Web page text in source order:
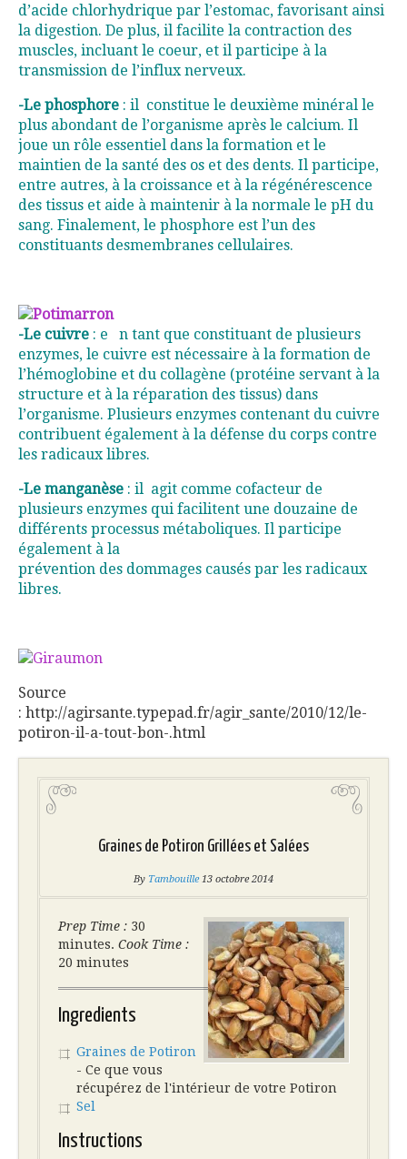
d’acide chlorhydrique par l’estomac, favorisant ainsi
la digestion. De plus, il facilite la contraction des
muscles, incluant le coeur, et il participe à la
transmission de l’influx nerveux.
-Le phosphore : il constitue le deuxième minéral le
plus abondant de l’organisme après le calcium. Il
joue un rôle essentiel dans la formation et le
maintien de la santé des os et des dents. Il participe,
entre autres, à la croissance et à la régénérescence
des tissus et aide à maintenir à la normale le pH du
sang. Finalement, le phosphore est l’un des
constituants desmembranes cellulaires.
-Le cuivre : e
n tant que constituant de plusieurs
enzymes, le cuivre est nécessaire à la formation de
l’hémoglobine et du collagène (protéine servant à la
structure et à la réparation des tissus) dans
l’organisme. Plusieurs enzymes contenant du cuivre
contribuent également à la défense du corps contre
les radicaux libres.
-Le manganèse : il agit comme cofacteur de
plusieurs enzymes qui facilitent une douzaine de
différents processus métaboliques. Il participe
également à la
prévention des dommages causés par les radicaux
libres.
Source
: http://agirsante.typepad.fr/agir_sante/2010/12/le-
potiron-il-a-tout-bon-.html
Graines de Potiron Grillées et Salées
By Tambouille 13 octobre 2014
Prep Time : 30
minutes. Cook Time :
20 minutes
Ingredients
Graines de Potiron
- Ce que vous
récupérez de l'intérieur de votre Potiron
Sel
Instructions